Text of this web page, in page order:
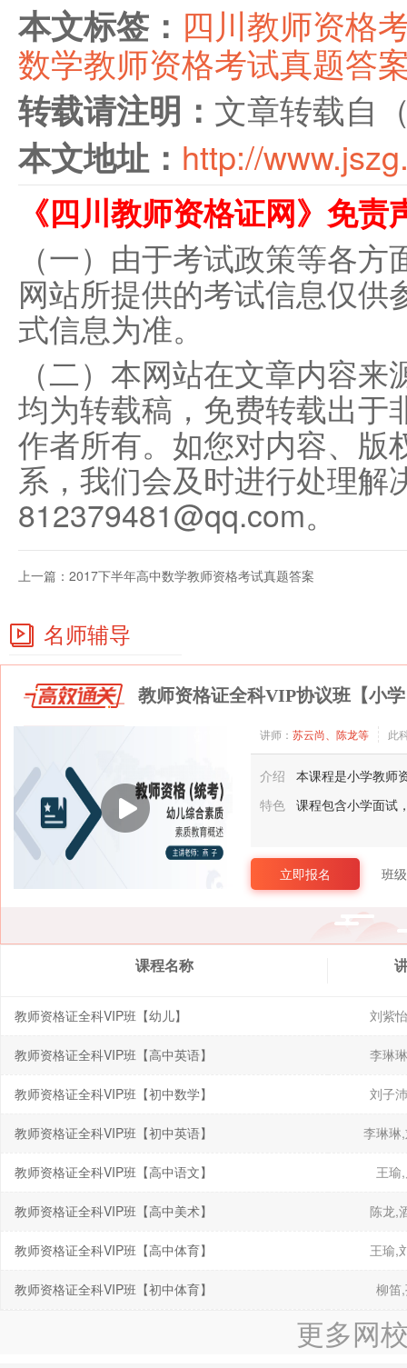
本文标签： 四川教师资格
数学教师资格考试真题答
转载请注明： 文章转载自
本文地址： http://
《四川教师资格证网》免责
（一）由于考试政策等各
网站所提供的考试信息仅
式信息为准。
（二）本网站在文章内容
均为转载稿，免费转载出于
作者所有。如您对内容、版
系，我们会及时进行处理解
812379481@qq.com。
上一篇： 2017下半年高中数学教师资格考试真题答案
名师辅导
教师资格证全科VIP协议班【小
讲师： 苏云尚、陈龙等 此
介绍
本课程是小学教师
特色 课程包含小学面试
立即报名 班
课程名称
教师资格证全科VIP班【幼儿】 刘紫
教师资格证全科VIP班【高中英语】 李琳
教师资格证全科VIP班【初中数学】 刘子
教师资格证全科VIP班【初中英语】 李琳琳
教师资格证全科VIP班【高中语文】 王瑜
教师资格证全科VIP班【高中美术】 陈龙,
教师资格证全科VIP班【高中体育】 王瑜,
教师资格证全科VIP班【初中体育】 柳笛
更多网